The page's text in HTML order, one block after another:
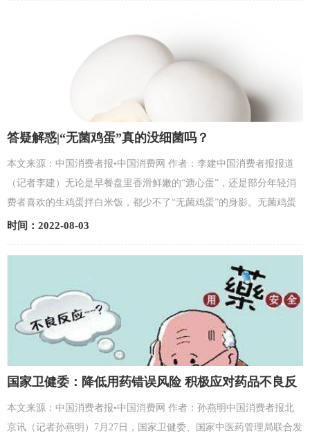
答疑解惑|“无菌鸡蛋”真的没细菌吗？
本文来源：中国消费者报•中国消费网 作者：李建中国消费者报报道
（记者李建）无论是早餐盘里香滑鲜嫩的“溏心蛋”，还是部分年轻消
费者喜欢的生鸡蛋拌白米饭，都少不了“无菌鸡蛋”的身影。无菌鸡蛋
是否真的没有细菌，生吃无菌蛋是否真的营养好吸收？...
时间：2022-08-03
国家卫健委：降低用药错误风险 积极应对药品不良反
本文来源：中国消费者报•中国消费网 作者：孙燕明中国消费者报北
京讯（记者孙燕明）7月27日，国家卫健委、国家中医药管理局联合发